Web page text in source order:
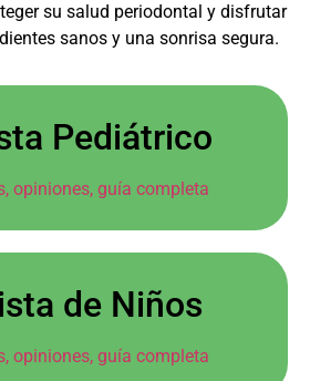
su salud periodontal y disfrutar
sanos y una sonrisa segura.
Pediátrico
opiniones, guía completa
de Niños
opiniones, guía completa